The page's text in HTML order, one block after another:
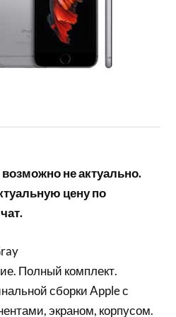
не актуально.
цену по
Полный комплект.
сборки Apple с
экраном, корпусом.